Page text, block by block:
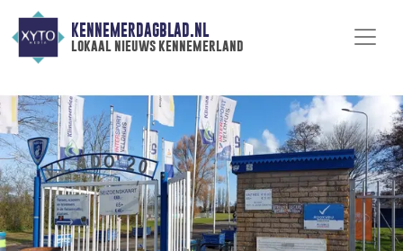
KENNEMERDAGBLAD.NL
lokaal nieuws kennemerland